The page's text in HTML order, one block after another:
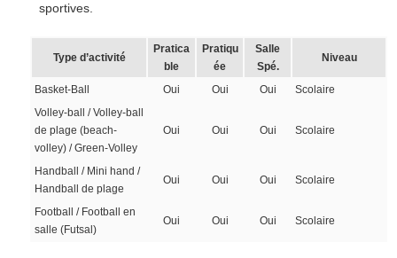
sportives.
Type d’activité
Pratica
ble
Pratiqu
ée
Salle
Spé.
Niveau
Basket-Ball Oui Oui Oui
Scolaire
Volley-ball / Volley-ball
de plage (beach-
volley) / Green-Volley
Oui Oui Oui Scolaire
Handball / Mini hand /
Handball de plage
Oui Oui Oui Scolaire
Football / Football en
salle (Futsal)
Oui Oui Oui Scolaire